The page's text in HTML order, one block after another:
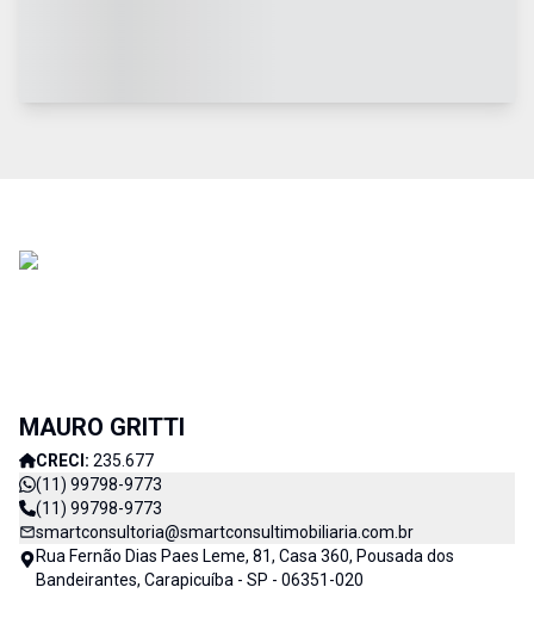
MAURO GRITTI
CRECI: 235.677
(11) 99798-9773
(11) 99798-9773
smartconsultoria@smartconsultimobiliaria.com.br
Rua Fernão Dias Paes Leme, 81, Casa 360, Pousada dos
Bandeirantes, Carapicuíba - SP - 06351-020